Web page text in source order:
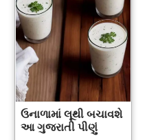
ઉનાળામાં લૂથી બચાવશે
આ ગુજરાતી પીણું